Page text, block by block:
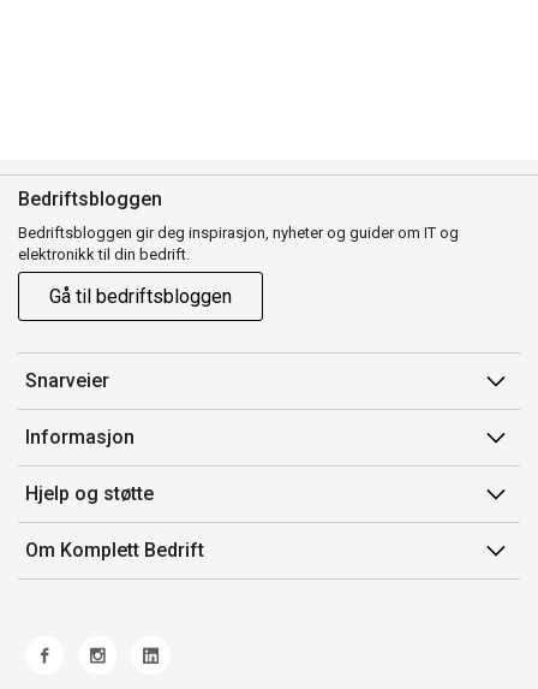
Bedriftsbloggen
Bedriftsbloggen gir deg inspirasjon, nyheter og guider om IT og
elektronikk til din bedrift.
Gå til bedriftsbloggen
Snarveier
Min side
Ordreoversikt
Mine produkter
Informasjon
Salgsbetingelser
Avtalevilkår for Komplett Bedrift Pluss
Produsenter
Hjelp og støtte
Kontakt oss
Retur
Ofte stilte spørsmål
Om Komplett Bedrift